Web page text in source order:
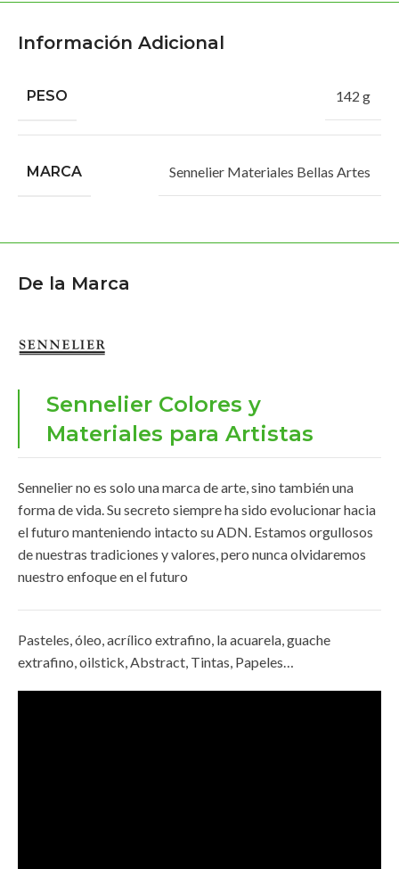
Información Adicional
PESO 142 g
MARCA Sennelier Materiales Bellas Artes
De la Marca
Sennelier Colores y
Materiales para Artistas
Sennelier no es solo una marca de arte, sino también una
forma de vida. Su secreto siempre ha sido evolucionar hacia
el futuro manteniendo intacto su ADN. Estamos orgullosos
de nuestras tradiciones y valores, pero nunca olvidaremos
nuestro enfoque en el futuro
Pasteles, óleo, acrílico extrafino, la acuarela, guache
extrafino, oilstick, Abstract, Tintas, Papeles…